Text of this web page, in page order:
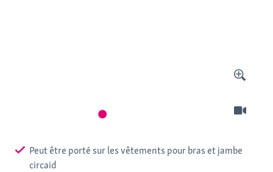
Peut être porté sur les vêtements pour bras et jambe
circaid